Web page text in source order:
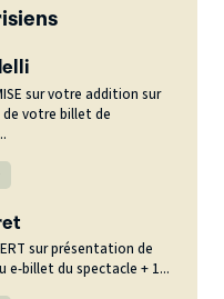
sur votre addition sur
votre billet de
sur présentation de
e-billet du spectacle + 1...